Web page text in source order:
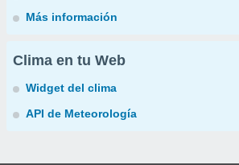
Más información
Clima en tu Web
Widget del clima
API de Meteorología